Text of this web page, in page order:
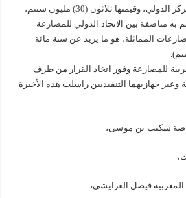
الدولي للمصارعة الخاصة بالمركز الدولي، وقيمتها ثلاثون (30) مليون سنتم،
به مناصفة بين الاتحاد الدولي للمصارعة
المماثلة، هو ما يزيد عن ستة مائة
للمصارعة وفور اتخاذ القرار من طرف
وعبر جهازيهما التنفيذيين راسلت هذه الأخيرة
شكيب بن موسى،
المغربية فيصل العرايشي،